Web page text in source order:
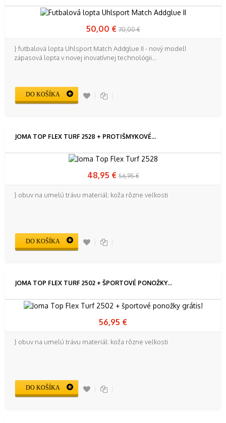
50,00 €70,00 €
} futbalová lopta Uhlsport Match Addglue II - nový model!
zápasová lopta v novej inovatívnej technológii...
DO KOŠÍKA
JOMA TOP FLEX TURF 2528 + PROTIŠMYKOVÉ...
48,95 €56,95 €
} obuv na umelú trávu materiál: koža rôzne veľkosti
DO KOŠÍKA
JOMA TOP FLEX TURF 2502 + ŠPORTOVÉ PONOŽKY...
56,95 €
} obuv na umelú trávu materiál: koža rôzne veľkosti
DO KOŠÍKA